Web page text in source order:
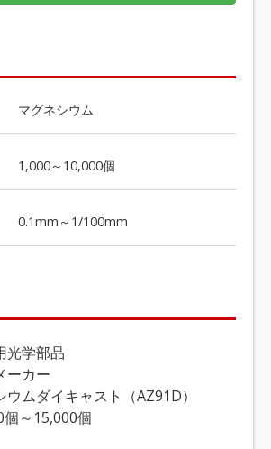
マグネシウム
1,000～10,000個
0.1mm～1/100mm
光学部品
ーカー
ムダイキャスト（AZ91D）
個～15,000個